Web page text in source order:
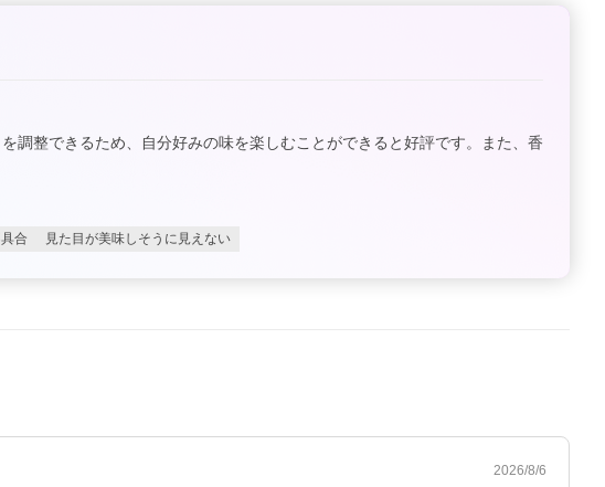
調整できるため、自分好みの味を楽しむことができると好評です。また、香
合 見た目が美味しそうに見えない
2026/8/6